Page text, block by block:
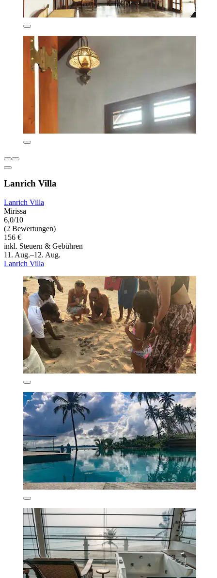
Lanrich Villa
Lanrich Villa
Mirissa
6,0/10
(2 Bewertungen)
156 €
inkl. Steuern & Gebühren
11. Aug.–12. Aug.
Lanrich Villa